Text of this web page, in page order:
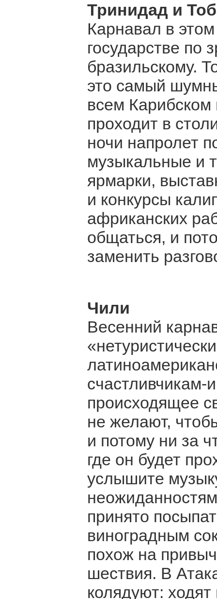
Тринидад и
Карнавал в
государстве по
бразильскому.
это самый
всем
проходит в
ночи напролет
музыкальные и
ярмарки,
и конкурсы
африканских
общаться, и
заменить
Чили
Весенний
счастливчикам-
происходящее
не желают,
и потому ни за
где он будет
услышите
принято
виноградным
похож на
шествия. В
колядуют: